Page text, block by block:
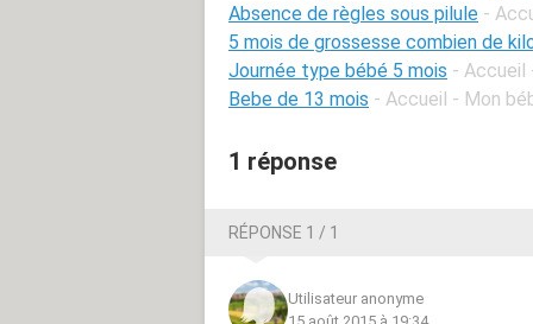
Ce n'est pas le fait que je ne
donné que je n'en veux absolument
"dégrader" de plus en plus.
Absence de règles sous pilule -
5 mois de grossesse combien de
Journée type bébé 5 mois - Accueil
Bebe de 13 mois - Accueil - Mon
1 réponse
RÉPONSE 1 / 1
Utilisateur anonyme
15 août 2015 à 19:34